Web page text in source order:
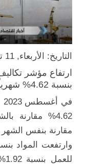
التاريخ: الأربعاء, 11 تشرين الأول 2023
بنسبة 4.62% شهرياً
مقارنة بنفس الشهر